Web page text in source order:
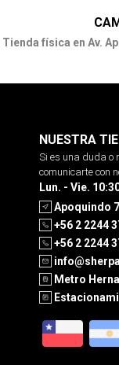
Tienda física en Av.
NUESTRA
Si es una duda o
comunicarte con
Lun. - Vie.
Apoquindo
+56 2 2244
+56 2 2244
Metro